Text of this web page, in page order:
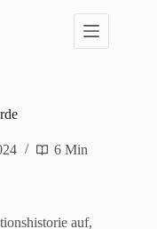
6 Min
auf,